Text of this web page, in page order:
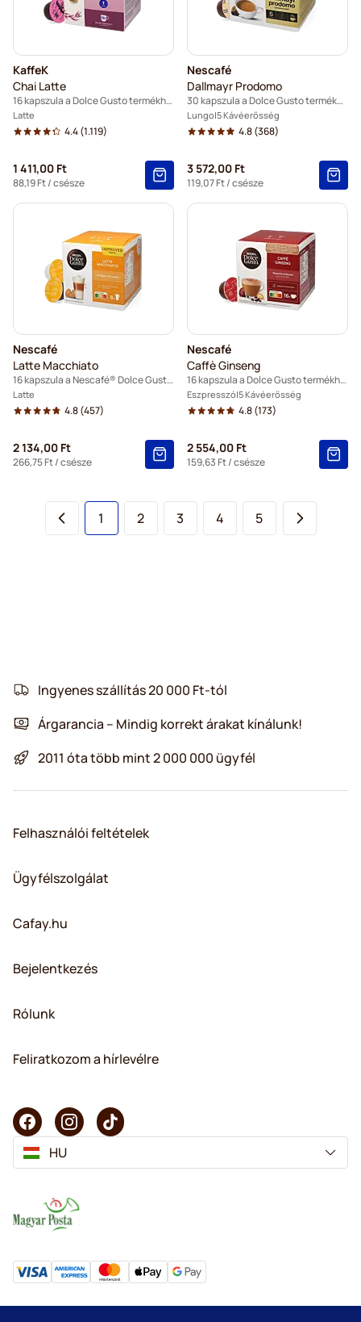
KaffeK
Chai Latte
16 kapszula a Dolce Gusto termékhez
Latte
4.4(1.119)
1 411,00 Ft
88,19 Ft/ csésze
Nescafé
Dallmayr Prodomo
30 kapszula a Dolce Gusto termékhez
Lungo 5 Kávéerősség
4.8(368)
3 572,00 Ft
119,07 Ft/ csésze
Nescafé
Latte Macchiato
16 kapszula a Nescafé® Dolce Gusto termékhez
Latte
4.8(457)
2 134,00 Ft
266,75 Ft/ csésze
Nescafé
Caffè Ginseng
16 kapszula a Dolce Gusto termékhez
Eszpresszó 5 Kávéerősség
4.8(173)
2 554,00 Ft
159,63 Ft/ csésze
You're currently reading page
1 Oldal
2 Oldal
3 Oldal
4 Oldal
5
Ingyenes szállítás 20 000 Ft-tól
Árgarancia – Mindig korrekt árakat kínálunk!
2011 óta több mint 2 000 000 ügyfél
Felhasználói feltételek
Ügyfélszolgálat
Cafay.hu
Bejelentkezés
Rólunk
Feliratkozom a hírlevélre
HU